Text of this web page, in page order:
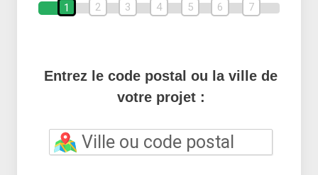
1 2 3 4 5 6 7
Entrez le code postal ou la ville de
votre projet :